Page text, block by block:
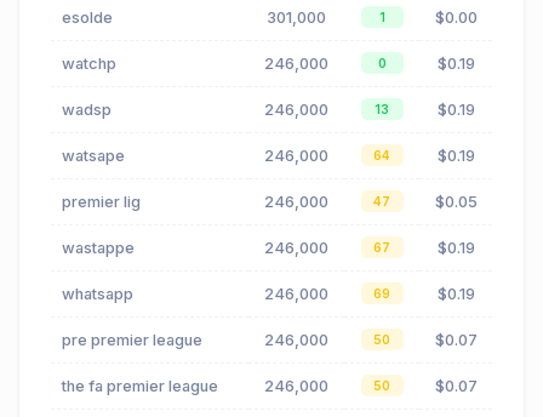
esolde 301,000 1 $0.00
watchp 246,000 0 $0.19
wadsp 246,000 13 $0.19
watsape 246,000 64 $0.19
premier lig 246,000 47 $0.05
wastappe 246,000 67 $0.19
whatsapp 246,000 69 $0.19
pre premier league 246,000 50 $0.07
the fa premier league 246,000 50 $0.07